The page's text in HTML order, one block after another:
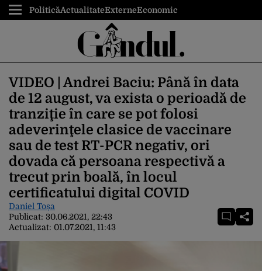
PoliticăActualitateExterneEconomic
VIDEO | Andrei Baciu: Până în data
de 12 august, va exista o perioadă de
tranziţie în care se pot folosi
adeverinţele clasice de vaccinare
sau de test RT-PCR negativ, ori
dovada că persoana respectivă a
trecut prin boală, în locul
certificatului digital COVID
Daniel Toșa
Publicat: 30.06.2021, 22:43
Actualizat: 01.07.2021, 11:43